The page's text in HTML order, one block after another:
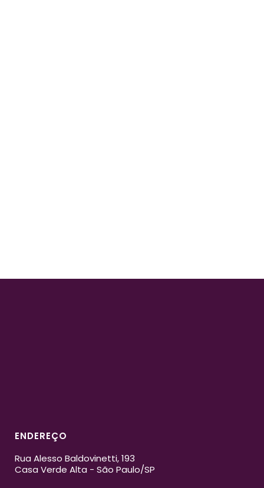
ENDEREÇO
Rua Alesso Baldovinetti, 193
Casa Verde Alta - São Paulo/SP